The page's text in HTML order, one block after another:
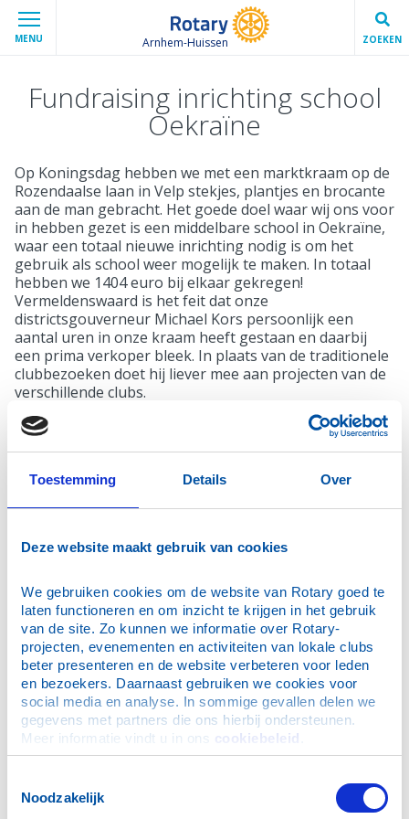
Toestemming Details Over
Deze website maakt gebruik van cookies
We gebruiken cookies om de website van Rotary goed te
laten functioneren en om inzicht te krijgen in het gebruik
van de site. Zo kunnen we informatie over Rotary-
projecten, evenementen en activiteiten van lokale clubs
beter presenteren en de website verbeteren voor leden
en bezoekers. Daarnaast gebruiken we cookies voor
social media en analyse. In sommige gevallen delen we
gegevens met partners die ons hierbij ondersteunen.
Meer informatie vindt u in ons cookiebeleid
Noodzakelijk
MENU Arnhem-Huissen ZOEKEN
Fundraising inrichting school
Oekraïne
Op Koningsdag hebben we met een marktkraam op de
Rozendaalse laan in Velp stekjes, plantjes en brocante
aan de man gebracht. Het goede doel waar wij ons voor
in hebben gezet is een middelbare school in Oekraïne,
waar een totaal nieuwe inrichting nodig is om het
gebruik als school weer mogelijk te maken. In totaal
hebben we 1404 euro bij elkaar gekregen!
Vermeldenswaard is het feit dat onze
districtsgouverneur Michael Kors persoonlijk een
aantal uren in onze kraam heeft gestaan en daarbij
een prima verkoper bleek. In plaats van de traditionele
clubbezoeken doet hij liever mee aan projecten van de
verschillende clubs.
Stadsgolf Huissen
Tulpen bij het oorlogsmonument
Nieuws
Victorius Games
Open clubdag 28 maart 2023
Humanitair transport naar Oekraïne
Overdracht nieuwe toegangspoort Dierenpark Slingerbos
Wijnproeverij
Opening pluk- moestuin bij Sancta Maria Huissen
Stadswijn Huissen